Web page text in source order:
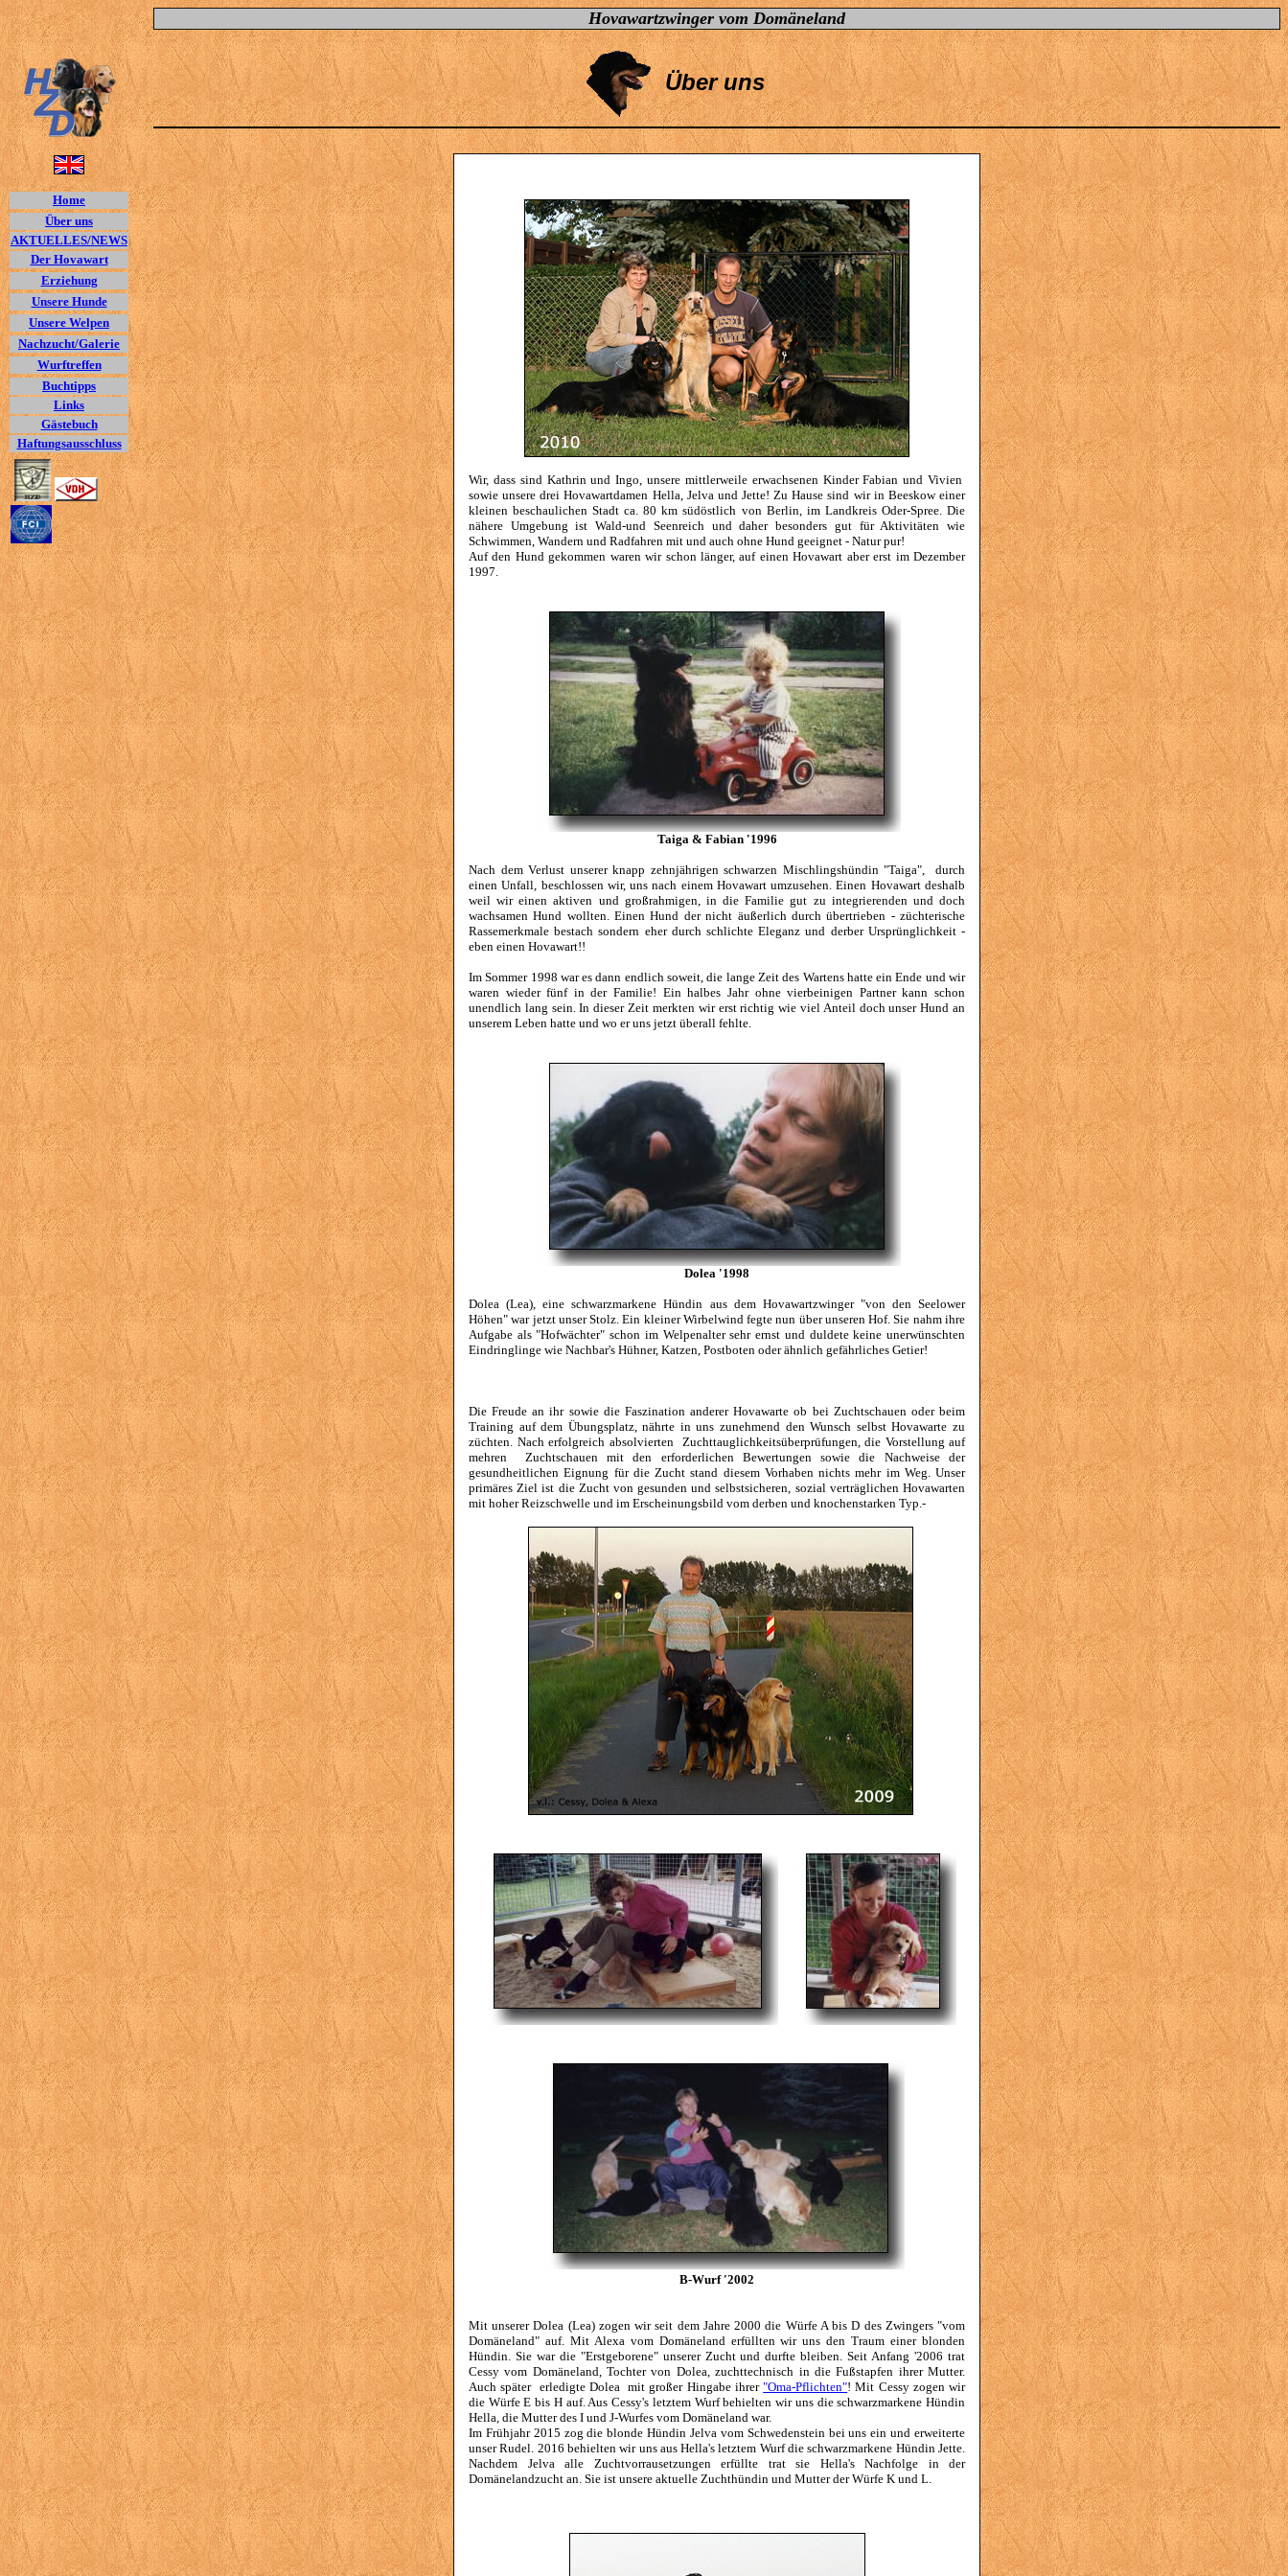
Home
Über uns
AKTUELLES/NEWS
Der Hovawart
Erziehung
Unsere Hunde
Unsere Welpen
Nachzucht/Galerie
Wurftreffen
Buchtipps
Links
Gästebuch
Haftungsausschluss
Hovawartzwinger vom Domäneland
Über uns
Wir, dass sind Kathrin und Ingo, unsere mittlerweile erwachsenen Kinder Fabian und Vivien
sowie unsere drei Hovawartdamen Hella, Jelva und Jette! Zu Hause sind wir in Beeskow einer
kleinen beschaulichen Stadt ca. 80 km südöstlich von Berlin, im Landkreis Oder-Spree. Die
nähere Umgebung ist Wald-und Seenreich und daher besonders gut für Aktivitäten wie
Schwimmen, Wandern und Radfahren mit und auch ohne Hund geeignet - Natur pur!
Auf den Hund gekommen waren wir schon länger, auf einen Hovawart aber erst im Dezember
1997.
Taiga & Fabian '1996
Nach dem Verlust unserer knapp zehnjährigen schwarzen Mischlingshündin "Taiga", durch
einen Unfall, beschlossen wir, uns nach einem Hovawart umzusehen. Einen Hovawart deshalb
weil wir einen aktiven und großrahmigen, in die Familie gut zu integrierenden und doch
wachsamen Hund wollten. Einen Hund der nicht äußerlich durch übertrieben - züchterische
Rassemerkmale bestach sondern eher durch schlichte Eleganz und derber Ursprünglichkeit -
eben einen Hovawart!!
Im Sommer 1998 war es dann endlich soweit, die lange Zeit des Wartens hatte ein Ende und wir
waren wieder fünf in der Familie! Ein halbes Jahr ohne vierbeinigen Partner kann schon
unendlich lang sein. In dieser Zeit merkten wir erst richtig wie viel Anteil doch unser Hund an
unserem Leben hatte und wo er uns jetzt überall fehlte.
Dolea '1998
Dolea (Lea), eine schwarzmarkene Hündin aus dem Hovawartzwinger "von den Seelower
Höhen" war jetzt unser Stolz. Ein kleiner Wirbelwind fegte nun über unseren Hof. Sie nahm ihre
Aufgabe als "Hofwächter" schon im Welpenalter sehr ernst und duldete keine unerwünschten
Eindringlinge wie Nachbar's Hühner, Katzen, Postboten oder ähnlich gefährliches Getier!
Die Freude an ihr sowie die Faszination anderer Hovawarte ob bei Zuchtschauen oder beim
Training auf dem Übungsplatz, nährte in uns zunehmend den Wunsch selbst Hovawarte zu
züchten. Nach erfolgreich absolvierten Zuchttauglichkeitsüberprüfungen, die Vorstellung auf
mehren Zuchtschauen mit den erforderlichen Bewertungen sowie die Nachweise der
gesundheitlichen Eignung für die Zucht stand diesem Vorhaben nichts mehr im Weg. Unser
primäres Ziel ist die Zucht von gesunden und selbstsicheren, sozial verträglichen Hovawarten
mit hoher Reizschwelle und im Erscheinungsbild vom derben und knochenstarken Typ.-
B-Wurf '2002
Mit unserer Dolea (Lea) zogen wir seit dem Jahre 2000 die Würfe A bis D des Zwingers "vom
Domäneland" auf. Mit Alexa vom Domäneland erfüllten wir uns den Traum einer blonden
Hündin. Sie war die "Erstgeborene" unserer Zucht und durfte bleiben. Seit Anfang '2006 trat
Cessy vom Domäneland, Tochter von Dolea, zuchttechnisch in die Fußstapfen ihrer Mutter.
Auch später erledigte Dolea mit großer Hingabe ihrer"Oma-Pflichten"! Mit Cessy zogen wir
die Würfe E bis H auf. Aus Cessy's letztem Wurf behielten wir uns die schwarzmarkene Hündin
Hella, die Mutter des I und J-Wurfes vom Domäneland war.
Im Frühjahr 2015 zog die blonde Hündin Jelva vom Schwedenstein bei uns ein und erweiterte
unser Rudel. 2016 behielten wir uns aus Hella's letztem Wurf die schwarzmarkene Hündin Jette.
Nachdem Jelva alle Zuchtvorrausetzungen erfüllte trat sie Hella's Nachfolge in der
Domänelandzucht an. Sie ist unsere aktuelle Zuchthündin und Mutter der Würfe K und L.